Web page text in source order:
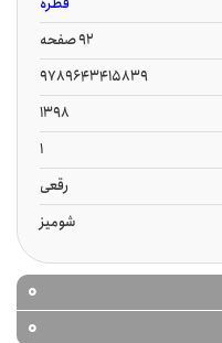
92 صفحه
9789643415839
1398
1
رقعی
شومیز
0
0